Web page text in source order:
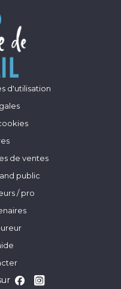
d'utilisation
de ventes
public
/ pro